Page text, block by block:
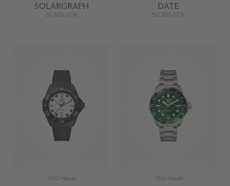
SOLARGRAPH
31 500 SEK
DATE
50 300 SEK
TAG Heuer TAG Heuer